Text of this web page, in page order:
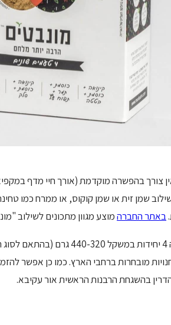
שמן זית או שמן קוקוס, או ממרח כמו
באתר החברהמוצע מגוון מתכונים לשילוב
המחיר 28 ₪ לאריזה המכילה 4
מובחרות ברחבי הארץ. כמו כן אפשר
בהשגחת הרבנות הראשית אור עקיבא.